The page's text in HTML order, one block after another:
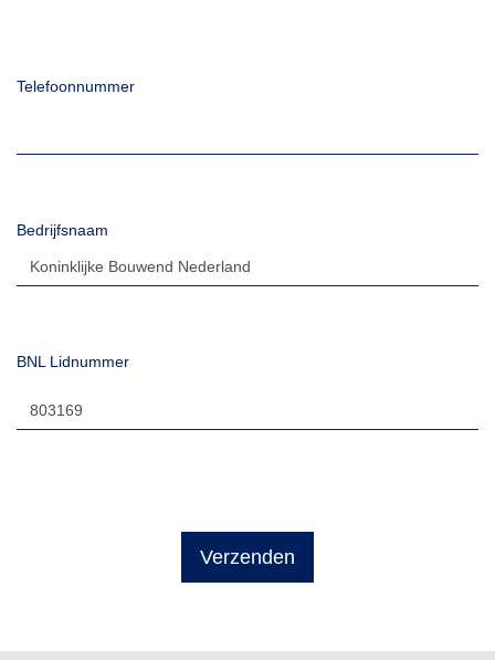
Telefoonnummer
Bedrijfsnaam
BNL Lidnummer
Verzenden